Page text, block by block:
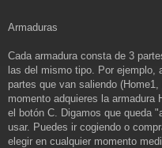
Armaduras
Cada armadura consta de 3
las del mismo tipo. Por ejemplo,
partes que van saliendo
momento adquieres la
el botón C. Digamos que queda
usar. Puedes ir cogiendo o
elegir en cualquier momento